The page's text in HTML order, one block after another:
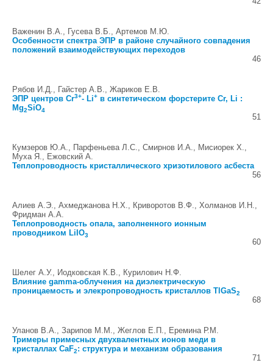
Важенин В.А., Гусева В.Б., Артемов М.Ю.
Особенности спектра ЭПР в районе случайного совпадения
положений взаимодействующих переходов
46
Рябов И.Д., Гайстер А.В., Жариков Е.В.
ЭПР центров Cr3+- Li+ в синтетическом форстерите Cr, Li :
Mg2SiO4
51
Кумзеров Ю.А., Парфеньева Л.С., Смирнов И.А., Мисиорек Х.,
Муха Я., Ежовский А.
Теплопроводность кристаллического хризотилового асбеста
56
Алиев А.Э., Ахмеджанова Н.Х., Криворотов В.Ф., Холманов И.Н.,
Фридман А.А.
Теплопроводность опала, заполненного ионным
проводником LiIO3
60
Шелег А.У., Иодковская К.В., Курилович Н.Ф.
Влияние gamma-облучения на диэлектрическую
проницаемость и элекропроводность кристаллов TlGaS2
68
Уланов В.А., Зарипов М.М., Жеглов Е.П., Еремина Р.М.
Тримеры примесных двухвалентных ионов меди в
кристаллах CaF2: структура и механизм образования
71